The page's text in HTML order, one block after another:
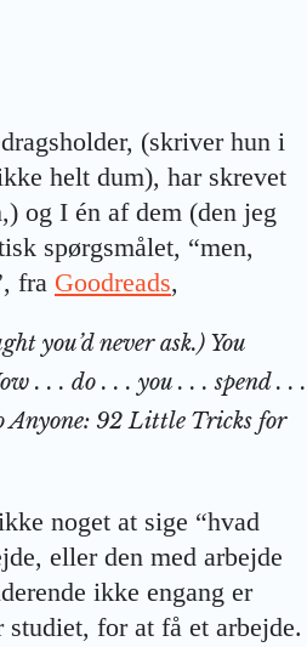
(skriver hun i
helt dum), har skrevet
og I én af dem (den jeg
spørgsmålet, “men,
fra Goodreads,
you’d never ask.) You
. . . do . . . you . . . spend . . .
Anyone: 92 Little Tricks for
noget at sige “hvad
eller den med arbejde
ikke engang er
for at få et arbejde.